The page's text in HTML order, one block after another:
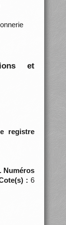
et
registre
Numéros
: 6